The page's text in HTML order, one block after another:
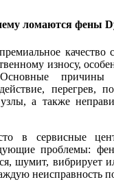
ломаются фены
качество
износу,
Основные
перегрев,
а также
в сервисные
проблемы:
шумит, вибрирует
неисправность